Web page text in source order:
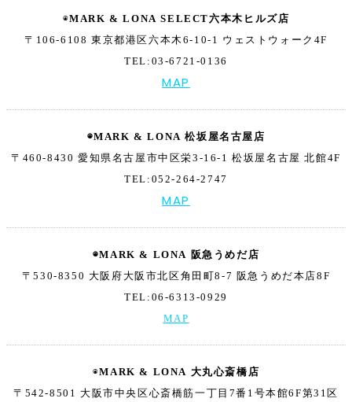
◉MARK & LONA SELECT六本木ヒルズ店
〒106-6108 東京都港区六本木6-10-1 ウェストウォーク4F
TEL:03-6721-0136
MAP
◉MARK & LONA 松坂屋名古屋店
〒460-8430 愛知県名古屋市中区栄3-16-1松坂屋名古屋 北館4F
TEL:052-264-2747
MAP
◉MARK & LONA 阪急うめだ店
〒530-8350 大阪府大阪市北区角田町8-7 阪急うめだ本店8F
TEL:06-6313-0929
MAP
◉MARK & LONA 大丸心斎橋店
〒542-8501 大阪市中央区心斎橋筋一丁目7番1号本館6F第31区